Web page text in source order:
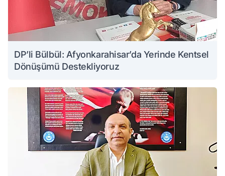
DP’li Bülbül: Afyonkarahisar’da Yerinde Kentsel
Dönüşümü Destekliyoruz